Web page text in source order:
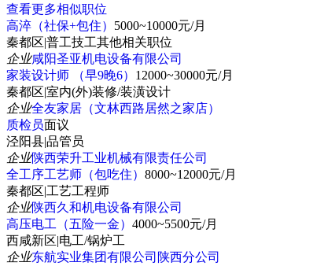
查看更多相似职位
高淬（社保+包住） 5000~10000元/月
秦都区|普工技工其他相关职位
企业咸阳圣亚机电设备有限公司
家装设计师 （早9晚6） 12000~30000元/月
秦都区|室内(外)装修/装潢设计
企业全友家居（文林西路居然之家店）
质检员面议
泾阳县|品管员
企业陕西荣升工业机械有限责任公司
全工序工艺师（包吃住） 8000~12000元/月
秦都区|工艺工程师
企业陕西久和机电设备有限公司
高压电工（五险一金） 4000~5500元/月
西咸新区|电工/锅炉工
企业东航实业集团有限公司陕西分公司